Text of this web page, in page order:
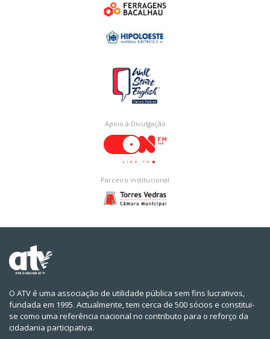
Apoio à Divulgação
Parceiro institucional
O ATV é uma associação de utilidade pública sem fins lucrativos,
fundada em 1995. Actualmente, tem cerca de 500 sócios e constitui-
se como uma referência nacional no contributo para o reforço da
cidadania participativa.